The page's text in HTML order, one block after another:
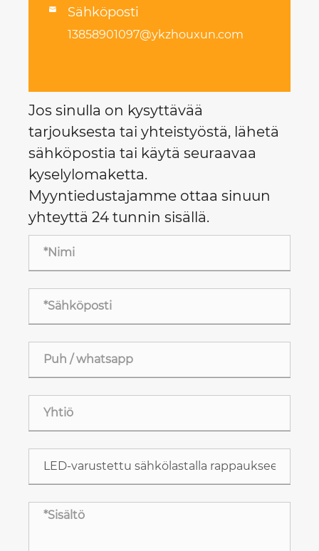
 Sähköposti
13858901097@ykzhouxun.com
Jos sinulla on kysyttävää
tarjouksesta tai yhteistyöstä, lähetä
sähköpostia tai käytä seuraavaa
kyselylomaketta.
Myyntiedustajamme ottaa sinuun
yhteyttä 24 tunnin sisällä.